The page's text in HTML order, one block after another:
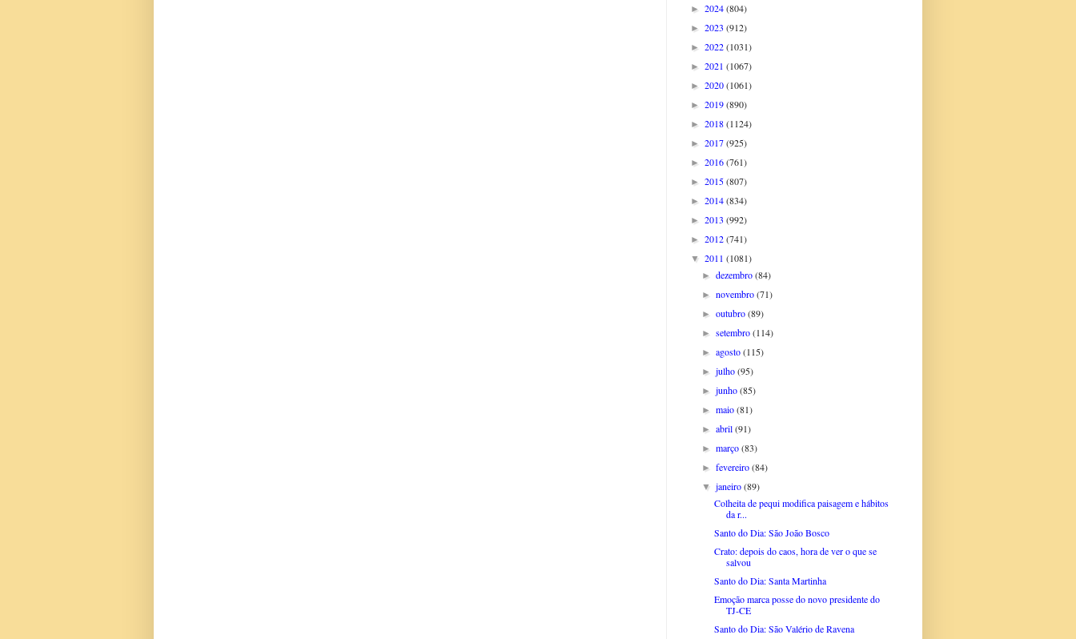
► 2024(804)
► 2023 (912)
► 2022(1031)
► 2021 (1067)
► 2020(1061)
► 2019(890)
► 2018(1124)
► 2017(925)
► 2016(761)
► 2015(807)
► 2014(834)
► 2013 (992)
► 2012(741)
▼ 2011 (1081)
►dezembro(84)
►novembro(71)
►outubro(89)
►setembro(114)
►agosto(115)
►julho(95)
►junho(85)
►maio(81)
►abril(91)
►março(83)
►fevereiro(84)
▼janeiro(89)
Colheita de pequi modifica paisagem e hábitos
da r...
Santo do Dia: São João Bosco
Crato: depois do caos, hora de ver o que se
salvou
Santo do Dia: Santa Martinha
Emoção marca posse do novo presidente do
TJ-CE
Santo do Dia: São Valério de Ravena